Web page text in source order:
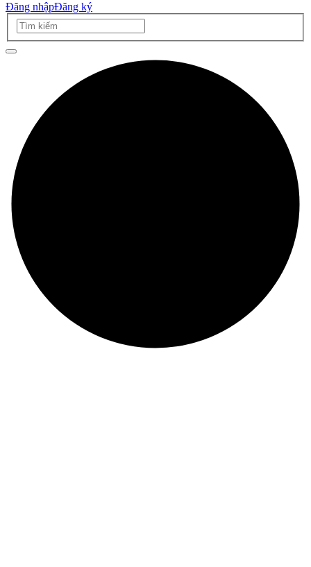
Đăng nhậpĐăng ký